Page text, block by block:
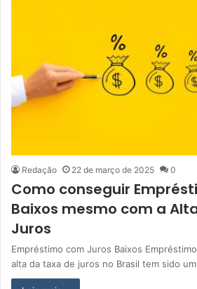
Redação 22 de março de 2025 0
Como conseguir
Baixos mesmo com a
Juros
Empréstimo com Juros Baixos
alta da taxa de juros no Brasil tem sido